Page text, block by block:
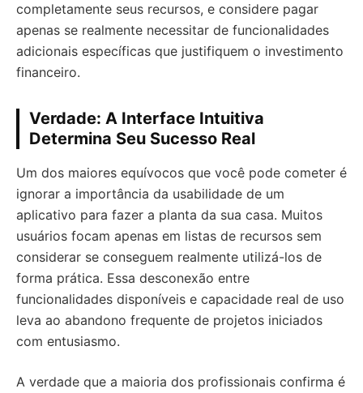
completamente seus recursos, e considere pagar
apenas se realmente necessitar de funcionalidades
adicionais específicas que justifiquem o investimento
financeiro.
Verdade: A Interface Intuitiva
Determina Seu Sucesso Real
Um dos maiores equívocos que você pode cometer é
ignorar a importância da usabilidade de um
aplicativo para fazer a planta da sua casa. Muitos
usuários focam apenas em listas de recursos sem
considerar se conseguem realmente utilizá-los de
forma prática. Essa desconexão entre
funcionalidades disponíveis e capacidade real de uso
leva ao abandono frequente de projetos iniciados
com entusiasmo.
A verdade que a maioria dos profissionais confirma é